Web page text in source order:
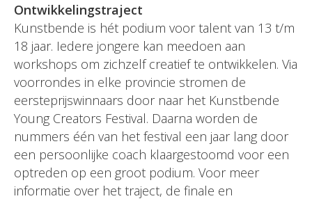
Ontwikkelingstraject
Kunstbende is hét podium voor talent van 13 t/m
18 jaar. Iedere jongere kan meedoen aan
workshops om zichzelf creatief te ontwikkelen. Via
voorrondes in elke provincie stromen de
eersteprijswinnaars door naar het Kunstbende
Young Creators Festival. Daarna worden de
nummers één van het festival een jaar lang door
een persoonlijke coach klaargestoomd voor een
optreden op een groot podium. Voor meer
informatie over het traject, de finale en